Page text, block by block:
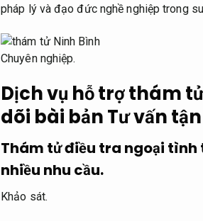
pháp lý và đạo đức nghề nghiệp trong
Chuyên nghiệp.
Dịch vụ hỗ trợ thám
dõi bài bảnTư vấn
Thám tử điều tra ngoại tình
nhiều nhu cầu.
Khảo sát.